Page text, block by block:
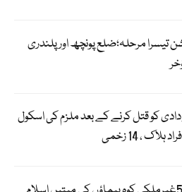
تیسرا مرحلہ؛ضلع پونچھ اور پلندری
دادی کو قتل کرنے کے بعد ملزم کی اسکول